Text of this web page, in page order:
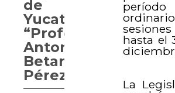
período
sesiones
hasta el
La
de
Yucatán
“Profesor
Antonio
Betancourt
Pérez”